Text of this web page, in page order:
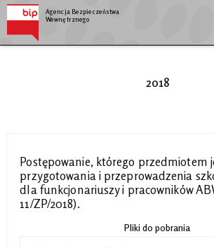
Agencja Bezpieczeństwa
Wewnętrznego
2018
Postępowanie, którego przedmiotem
przygotowania i przeprowadzenia
dla funkcjonariuszy i pracowników
11/ZP/2018).
Pliki do pobrania